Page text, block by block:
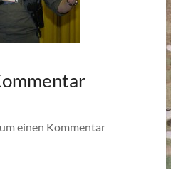
einen Kommentar